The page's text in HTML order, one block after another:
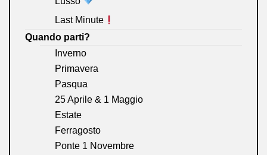
Last Minute
Quando parti?
Inverno
Primavera
Pasqua
25 Aprile & 1 Maggio
Estate
Ferragosto
Ponte 1 Novembre